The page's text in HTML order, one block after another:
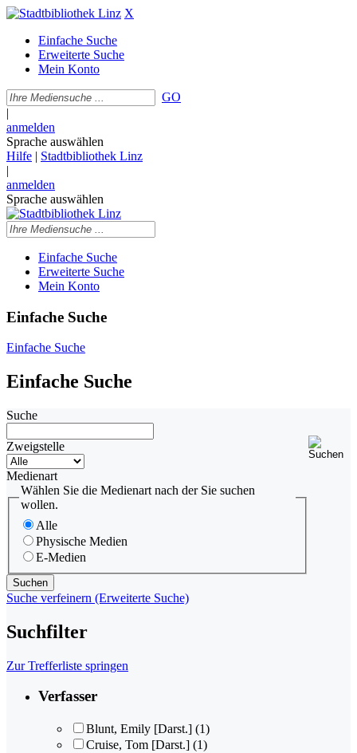
X
Einfache Suche
Erweiterte Suche
Mein Konto
GO
|
anmelden
Sprache auswählen
Hilfe | Stadtbibliothek Linz
|
anmelden
Sprache auswählen
Einfache Suche
Erweiterte Suche
Mein Konto
Einfache Suche
Einfache Suche
Einfache Suche
Suche
Zweigstelle
Medienart
Wählen Sie die Medienart nach der Sie suchen
wollen.
Alle
Physische Medien
E-Medien
Suche verfeinern (Erweiterte Suche)
Suchfilter
Zur Trefferliste springen
Verfasser
Blunt, Emily [Darst.] (1)
Cruise, Tom [Darst.] (1)